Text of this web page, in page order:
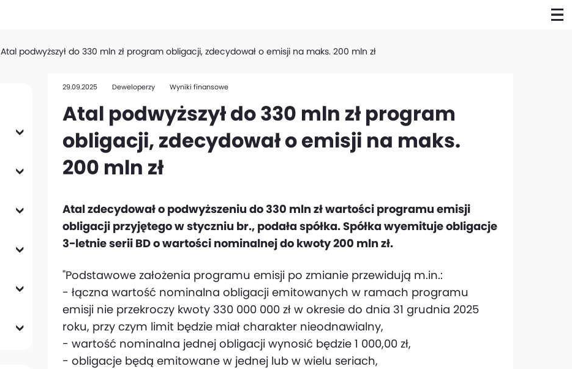
Atal podwyższył do 330 mln zł program obligacji, zdecydował o emisji na maks. 200 mln zł
29.09.2025 Deweloperzy Wyniki finansowe
Atal podwyższył do 330 mln zł program
obligacji, zdecydował o emisji na maks.
200 mln zł
Atal zdecydował o podwyższeniu do 330 mln zł wartości programu emisji
obligacji przyjętego w styczniu br., podała spółka. Spółka wyemituje obligacje
3-letnie serii BD o wartości nominalnej do kwoty 200 mln zł.
"Podstawowe założenia programu emisji po zmianie przewidują m.in.:
- łączna wartość nominalna obligacji emitowanych w ramach programu
emisji nie przekroczy kwoty 330 000 000 zł w okresie do dnia 31 grudnia 2025
roku, przy czym limit będzie miał charakter nieodnawialny,
- wartość nominalna jednej obligacji wynosić będzie 1 000,00 zł,
- obligacje będą emitowane w jednej lub w wielu seriach,